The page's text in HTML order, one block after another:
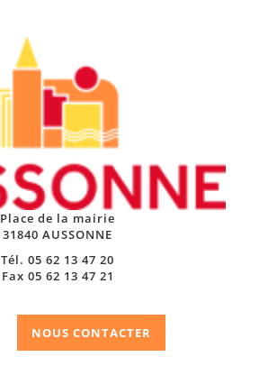
Place de la mairie
31840 AUSSONNE
Tél. 05 62 13 47 20
Fax 05 62 13 47 21
NOUS CONTACTER